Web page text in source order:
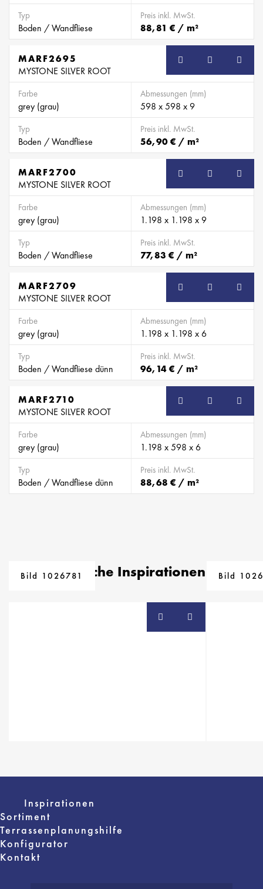
Typ
Boden / Wandfliese
Preis inkl. MwSt.
88,81 € / m²
SB
MARF2695
MYSTONE SILVER ROOT
Farbe
grey (grau)
Abmessungen (mm)
598 x 598 x 9
Typ
Boden / Wandfliese
Preis inkl. MwSt.
56,90 € / m²
SB
MARF2700
MYSTONE SILVER ROOT
Farbe
grey (grau)
Abmessungen (mm)
1.198 x 1.198 x 9
Typ
Boden / Wandfliese
Preis inkl. MwSt.
77,83 € / m²
SB
MARF2709
MYSTONE SILVER ROOT
Farbe
grey (grau)
Abmessungen (mm)
1.198 x 1.198 x 6
Typ
Boden / Wandfliese dünn
Preis inkl. MwSt.
96,14 € / m²
SB
MARF2710
MYSTONE SILVER ROOT
Farbe
grey (grau)
Abmessungen (mm)
1.198 x 598 x 6
Typ
Boden / Wandfliese dünn
Preis inkl. MwSt.
88,68 € / m²
Ähnliche Inspirationen
Bild 1026781 Bild
Inspirationen
Sortiment
Terrassenplanungshilfe
Konfigurator
Kontakt